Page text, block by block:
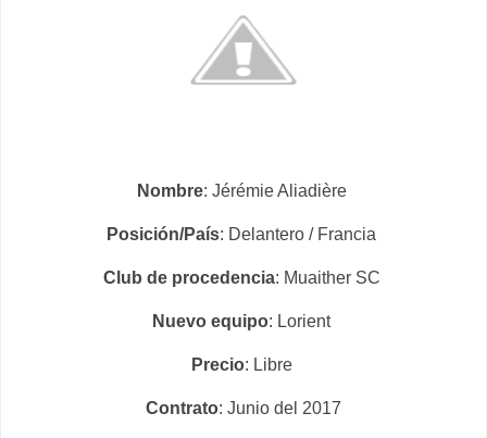
Nombre: Jérémie Aliadière
Posición/País: Delantero / Francia
Club de procedencia: Muaither SC
Nuevo equipo: Lorient
Precio: Libre
Contrato: Junio del 2017